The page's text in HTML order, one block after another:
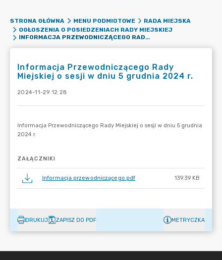
STRONA GŁÓWNA MENU PODMIOTOWE
RADA MIEJSKA
OGŁOSZENIA O POSIEDZENIACH RADY MIEJSKIEJ
INFORMACJA PRZEWODNICZĄCEGO RADY MIEJSKIEJ O SESJI W DNIU 5 GRUDNIA 2024 R.
Informacja Przewodniczącego Rady
Miejskiej o sesji w dniu 5 grudnia 2024 r.
2024-11-29 12:28
ZAŁĄCZNIKI
Informacja przewodniczącego.pdf 139.39 KB
DRUKUJ ZAPISZ DO PDF METRYCZKA